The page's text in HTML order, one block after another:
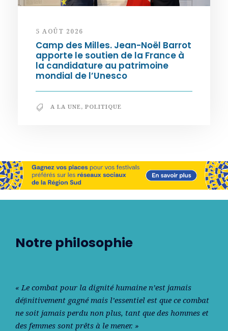
5 AOÛT 2026
Camp des Milles. Jean-Noël Barrot
apporte le soutien de la France à
la candidature au patrimoine
mondial de l’Unesco
A LA UNE, POLITIQUE
Notre philosophie
« Le combat pour la dignité humaine n’est jamais
déﬁnitivement gagné mais l’essentiel est que ce combat
ne soit jamais perdu non plus, tant que des hommes et
des femmes sont prêts à le mener. »